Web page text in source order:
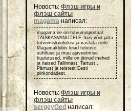
Новость: Флэш игры и
флэш сайты
magama написал:
magama.ee on tutvumisportaal
TÄISKASVANUTELE, kus võid jätta
tutvumiskuulutusi ja vastata neile.
Magamaklubis leiad tutvuse,
suhtluse ja muu ajaveetmise
kuulutused, mille on jätnud mehed
ja naised Tallinnast, Tartust ,
Pärnust ja teistest Eesti
piirkondadest.
Новость: Флэш игры и
флэш сайты
sergeyGed написал: